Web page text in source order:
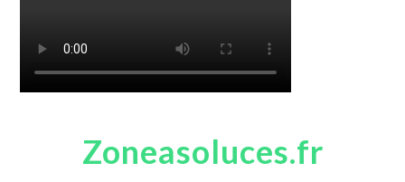
Zoneasoluces.fr